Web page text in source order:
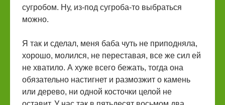
сугробом. Ну, из-под сугроба-то выбраться
можно.
Я так и сделал, меня баба чуть не приподняла,
хорошо, молился, не переставая, все же сил ей
не хватило. А хуже всего бежать, тогда она
обязательно настигнет и размозжит о камень
или дерево, ни одной косточки целой не